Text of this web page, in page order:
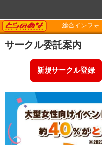
TORANOANA
総合インフォ
サークル委託案内
新規サークル登録